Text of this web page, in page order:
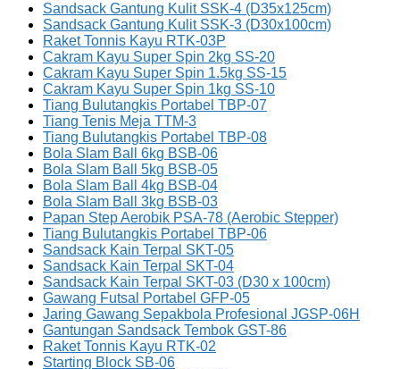
Sandsack Gantung Kulit SSK-4 (D35x125cm)
Sandsack Gantung Kulit SSK-3 (D30x100cm)
Raket Tonnis Kayu RTK-03P
Cakram Kayu Super Spin 2kg SS-20
Cakram Kayu Super Spin 1.5kg SS-15
Cakram Kayu Super Spin 1kg SS-10
Tiang Bulutangkis Portabel TBP-07
Tiang Tenis Meja TTM-3
Tiang Bulutangkis Portabel TBP-08
Bola Slam Ball 6kg BSB-06
Bola Slam Ball 5kg BSB-05
Bola Slam Ball 4kg BSB-04
Bola Slam Ball 3kg BSB-03
Papan Step Aerobik PSA-78 (Aerobic Stepper)
Tiang Bulutangkis Portabel TBP-06
Sandsack Kain Terpal SKT-05
Sandsack Kain Terpal SKT-04
Sandsack Kain Terpal SKT-03 (D30 x 100cm)
Gawang Futsal Portabel GFP-05
Jaring Gawang Sepakbola Profesional JGSP-06H
Gantungan Sandsack Tembok GST-86
Raket Tonnis Kayu RTK-02
Starting Block SB-06